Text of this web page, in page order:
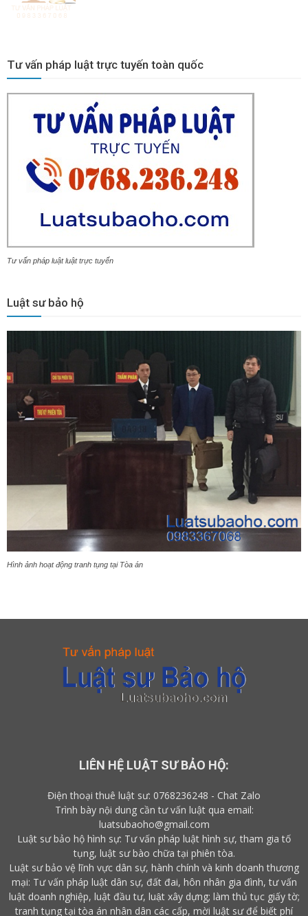
Tư vấn pháp luật trực tuyến toàn quốc
Tư vấn pháp luật luật trực tuyến
Luật sư bảo hộ
Hình ảnh hoạt động tranh tụng tại Tòa án
LIÊN HỆ LUẬT SƯ BẢO HỘ:
Điện thoại thuê luật sư: 0768236248 - Chat Zalo
Trình bày nội dung cần tư vấn luật qua email:
luatsubaoho@gmail.com
Luật sư bảo hộ hình sự: Tư vấn pháp luật hình sự, tham gia tố
tụng, luật sư bào chữa tại phiên tòa.
Luật sư bảo vệ lĩnh vực dân sự, hành chính và kinh doanh thương
mại: Tư vấn pháp luật dân sự, đất đai, hôn nhân gia đình, tư vấn
luật doanh nghiệp, luật đầu tư, luật xây dựng; làm thủ tục giấy tờ;
tranh tụng tại tòa án nhân dân các cấp, mời luật sưđể biết phí